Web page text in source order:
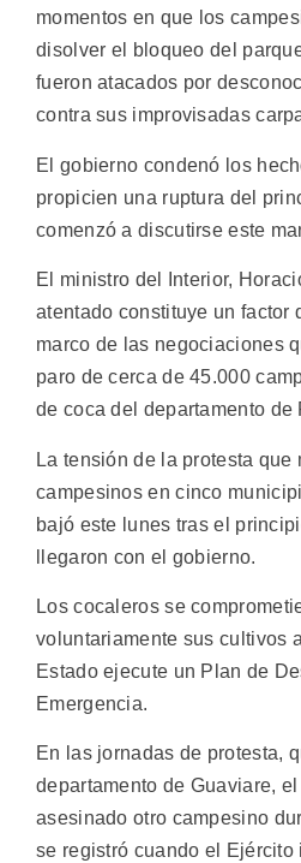
momentos en que los
disolver el bloqueo del
fueron atacados por
contra sus improvisadas
El gobierno condenó los
propicien una ruptura del
comenzó a discutirse este
El ministro del Interior,
atentado constituye un factor
marco de las negociaciones
paro de cerca de 45.000
de coca del departamento de
La tensión de la protesta que
campesinos en cinco
bajó este lunes tras el
llegaron con el gobierno.
Los cocaleros se
voluntariamente sus cultivos
Estado ejecute un Plan de
Emergencia.
En las jornadas de protesta,
departamento de Guaviare,
asesinado otro campesino
se registró cuando el Ejército